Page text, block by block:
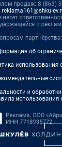
продаж: 8 (863)
несет
в
партнёрства:
об
использования
и
использования